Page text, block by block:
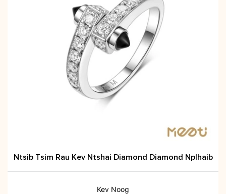
Ntsib Tsim Rau Kev Ntshai Diamond Diamond Nplhaib
Kev Noog